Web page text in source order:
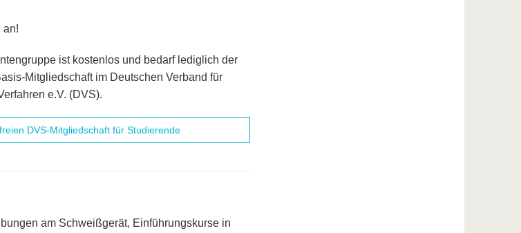
an!
ist kostenlos und bedarf lediglich der
Mitgliedschaft im Deutschen Verband für
e.V. (DVS).
DVS-Mitgliedschaft für Studierende
am Schweißgerät, Einführungskurse in